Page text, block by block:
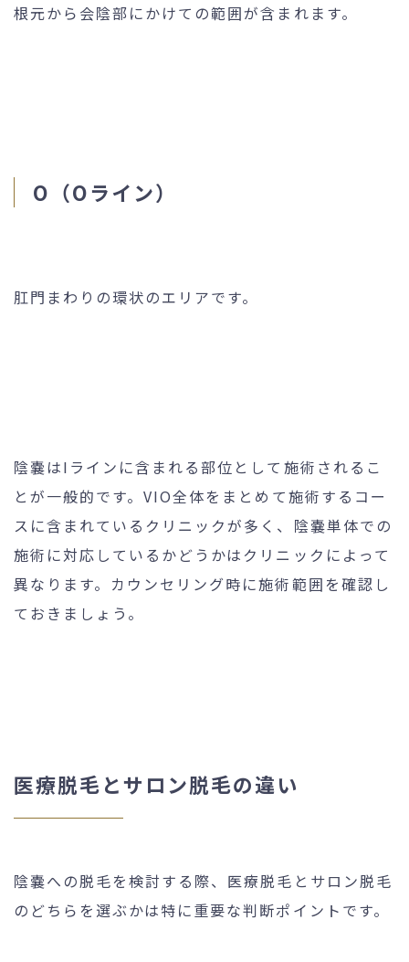
根元から会陰部にかけての範囲が含まれます。
O（Oライン）
肛門まわりの環状のエリアです。
陰嚢はIラインに含まれる部位として施術されるこ
とが一般的です。VIO全体をまとめて施術するコー
スに含まれているクリニックが多く、陰嚢単体での
施術に対応しているかどうかはクリニックによって
異なります。カウンセリング時に施術範囲を確認し
ておきましょう。
医療脱毛とサロン脱毛の違い
陰嚢への脱毛を検討する際、医療脱毛とサロン脱毛
のどちらを選ぶかは特に重要な判断ポイントです。